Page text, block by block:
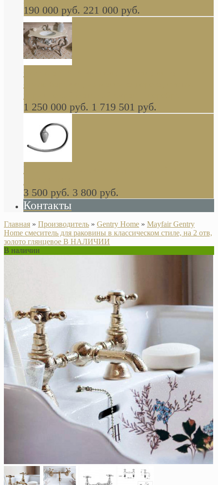
190 000 руб. 221 000 руб.
стиле барокко, из массива дерева, светло
коричневый матовый окрас + серебро
1 250 000 руб. 1 719 501 руб.
Khala Colombo аксессуары (серия) В
НАЛИЧИИ
3 500 руб. 3 800 руб.
Контакты
Главная » Производитель » Gentry Home » Mayfair Gentry
Home смеситель для раковины в классическом стиле, на 2 отв,
золото глянцевое В НАЛИЧИИ
В наличии